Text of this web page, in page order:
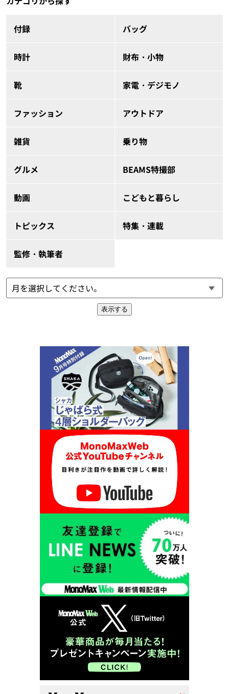
付録 バッグ
時計 財布・小物
靴 家電・デジモノ
ファッション アウトドア
雑貨 乗り物
グルメ BEAMS特撮部
動画 こどもと暮らし
トピックス 特集・連載
監修・執筆者
表示する